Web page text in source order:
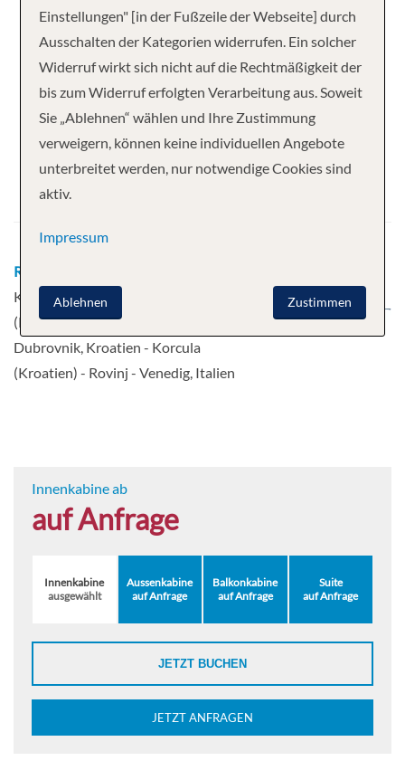
Ihre Kreuzfahrt
7 Nächte Le Boreal
Abfahrt
Route
Kroatien - Sibenik, Kroatien - Split
(Kroatien) - Kotor, Montenegro -
Dubrovnik, Kroatien - Korcula
(Kroatien) - Rovinj - Venedig, Italien
Innenkabine ab
auf Anfrage
Innenkabine
ausgewählt
Aussenkabine
auf Anfrage
Balkonkabine
auf Anfrage
Suite
auf Anfrage
JETZT BUCHEN
JETZT ANFRAGEN
Einstellungen" [in der Fußzeile der Webseite] durch
Ausschalten der Kategorien widerrufen. Ein solcher
Widerruf wirkt sich nicht auf die Rechtmäßigkeit der
bis zum Widerruf erfolgten Verarbeitung aus. Soweit
Sie „Ablehnen“ wählen und Ihre Zustimmung
verweigern, können keine individuellen Angebote
unterbreitet werden, nur notwendige Cookies sind
aktiv.
Impressum
Zustimmen
Ablehnen